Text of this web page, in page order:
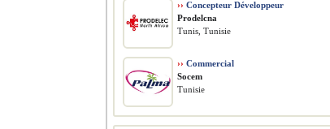
›› Concepteur Développeur
Prodelcna
Tunis, Tunisie
›› Commercial
Socem
Tunisie